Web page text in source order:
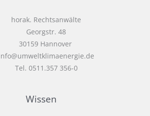
horak. Rechtsanwälte
Georgstr. 48
30159 Hannover
Tel. 0511.357 356-0
Wissen